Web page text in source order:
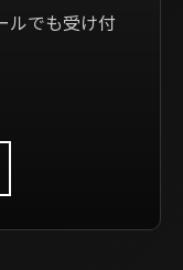
ルでも受け付